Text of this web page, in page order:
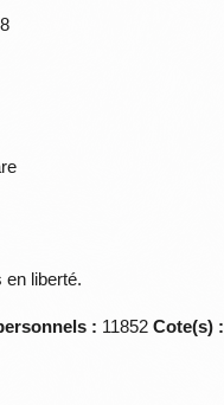
liberté.
: 11852Cote(s) :